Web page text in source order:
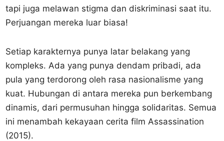
tapi juga melawan stigma dan diskriminasi saat itu.
Perjuangan mereka luar biasa!
Setiap karakternya punya latar belakang yang
kompleks. Ada yang punya dendam pribadi, ada
pula yang terdorong oleh rasa nasionalisme yang
kuat. Hubungan di antara mereka pun berkembang
dinamis, dari permusuhan hingga solidaritas. Semua
ini menambah kekayaan cerita film Assassination
(2015).